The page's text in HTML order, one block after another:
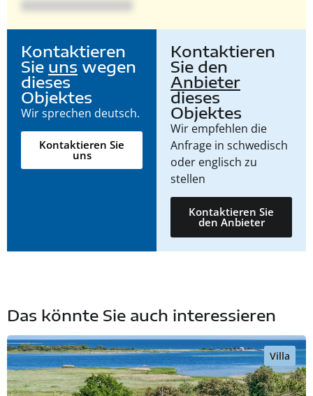
Kontaktieren
Sie uns wegen
dieses
Objektes
Wir sprechen deutsch.
Kontaktieren Sie
uns
Kontaktieren
Sie den
Anbieter
dieses
Objektes
Wir empfehlen die
Anfrage in schwedisch
oder englisch zu
stellen
Kontaktieren Sie
den Anbieter
Das könnte Sie auch interessieren
Villa